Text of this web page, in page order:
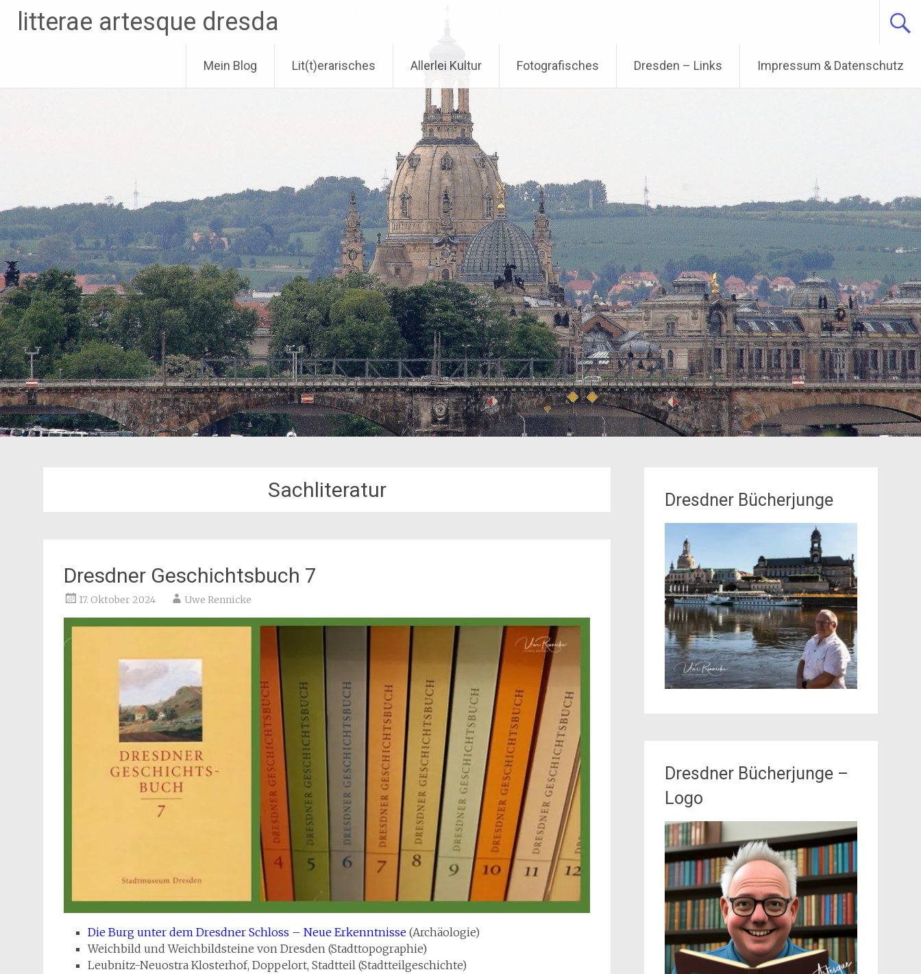
Zum litterae artesque dresda
Mein Blog Lit(t)erarisches Allerlei Kultur Fotografisches Dresden – Links Impressum & Datenschutz
Sachliteratur
Dresdner Geschichtsbuch 7
17. Oktober 2024 Uwe Rennicke
Die Burg unter dem Dresdner Schloss – Neue Erkenntnisse (Archäologie)
Weichbild und Weichbildsteine von Dresden (Stadttopographie)
Leubnitz-Neuostra Klosterhof, Doppelort, Stadtteil (Stadtteilgeschichte)
Dresdner Bücherjunge
Dresdner Bücherjunge –
Logo